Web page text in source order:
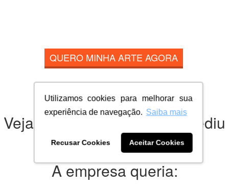
Utilizamos cookies para melhorar sua
experiência de navegação. Saiba mais
Recusar Cookies Aceitar Cookies
QUERO MINHA ARTE AGORA
Veja o que a empresa nos pediu
para criar:
A empresa queria: